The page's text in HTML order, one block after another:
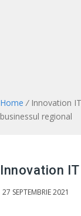
Home / Innovation
businessul regional
Innovation
27 SEPTEMBRIE 2021